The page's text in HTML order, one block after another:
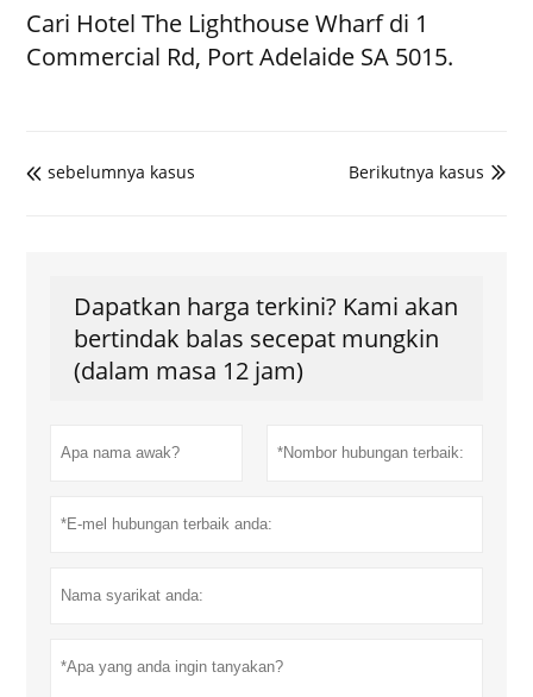
Cari Hotel The Lighthouse Wharf di 1
Commercial Rd, Port Adelaide SA 5015.
 sebelumnya kasus 
Berikutnya kasus
Dapatkan harga terkini? Kami akan
bertindak balas secepat mungkin
(dalam masa 12 jam)